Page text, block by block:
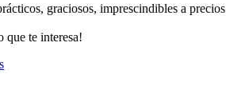
graciosos, imprescindibles a precios
que te interesa!